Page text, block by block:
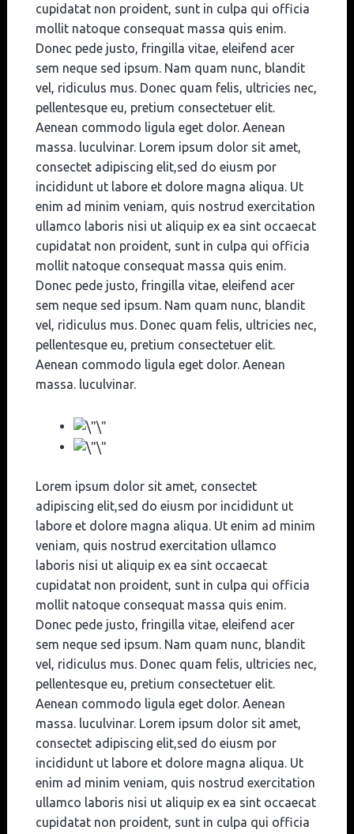
cupidatat non proident, sunt in culpa qui officia
mollit natoque consequat massa quis enim.
Donec pede justo, fringilla vitae, eleifend acer
sem neque sed ipsum. Nam quam nunc, blandit
vel, ridiculus mus. Donec quam felis, ultricies nec,
pellentesque eu, pretium consectetuer elit.
Aenean commodo ligula eget dolor. Aenean
massa. luculvinar. Lorem ipsum dolor sit amet,
consectet adipiscing elit,sed do eiusm por
incididunt ut labore et dolore magna aliqua. Ut
enim ad minim veniam, quis nostrud exercitation
ullamco laboris nisi ut aliquip ex ea sint occaecat
cupidatat non proident, sunt in culpa qui officia
mollit natoque consequat massa quis enim.
Donec pede justo, fringilla vitae, eleifend acer
sem neque sed ipsum. Nam quam nunc, blandit
vel, ridiculus mus. Donec quam felis, ultricies nec,
pellentesque eu, pretium consectetuer elit.
Aenean commodo ligula eget dolor. Aenean
massa. luculvinar.
Lorem ipsum dolor sit amet, consectet
adipiscing elit,sed do eiusm por incididunt ut
labore et dolore magna aliqua. Ut enim ad minim
veniam, quis nostrud exercitation ullamco
laboris nisi ut aliquip ex ea sint occaecat
cupidatat non proident, sunt in culpa qui officia
mollit natoque consequat massa quis enim.
Donec pede justo, fringilla vitae, eleifend acer
sem neque sed ipsum. Nam quam nunc, blandit
vel, ridiculus mus. Donec quam felis, ultricies nec,
pellentesque eu, pretium consectetuer elit.
Aenean commodo ligula eget dolor. Aenean
massa. luculvinar. Lorem ipsum dolor sit amet,
consectet adipiscing elit,sed do eiusm por
incididunt ut labore et dolore magna aliqua. Ut
enim ad minim veniam, quis nostrud exercitation
ullamco laboris nisi ut aliquip ex ea sint occaecat
cupidatat non proident, sunt in culpa qui officia